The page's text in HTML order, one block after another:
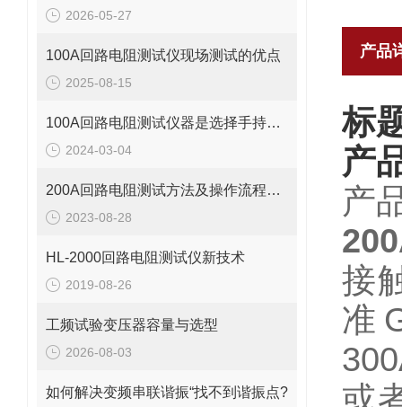
2026-05-27
100A回路电阻测试仪现场测试的优点
2025-08-15
100A回路电阻测试仪器是选择手持的还是台式的
2024-03-04
200A回路电阻测试方法及操作流程注意事项
2023-08-28
HL-2000回路电阻测试仪新技术
2019-08-26
工频试验变压器容量与选型
2026-08-03
如何解决变频串联谐振“找不到谐振点?
产品
标
产
产
接
准
或